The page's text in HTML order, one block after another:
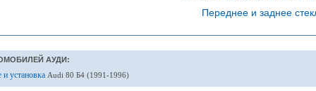
Переднее и заднее
АУДИ:
установка Audi 80 Б4 (1991-1996)